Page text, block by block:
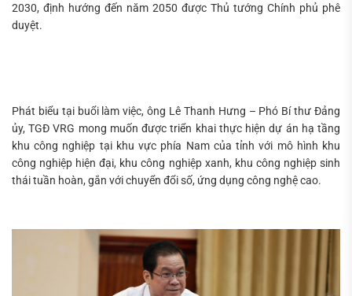
2030, định hướng đến năm 2050 được Thủ tướng Chính phủ phê
duyệt.
Phát biểu tại buổi làm việc, ông Lê Thanh Hưng – Phó Bí thư Đảng
ủy, TGĐ VRG mong muốn được triển khai thực hiện dự án hạ tầng
khu công nghiệp tại khu vực phía Nam của tỉnh với mô hình khu
công nghiệp hiện đại, khu công nghiệp xanh, khu công nghiệp sinh
thái tuần hoàn, gắn với chuyển đổi số, ứng dụng công nghệ cao.